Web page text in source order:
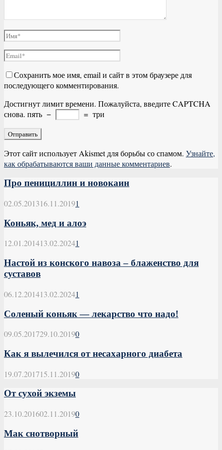
Сохранить мое имя, email и сайт в этом браузере для
последующего комментирования.
Достигнут лимит времени. Пожалуйста, введите CAPTCHA
снова. пять − = три
Этот сайт использует Akismet для борьбы со спамом. Узнайте,
как обрабатываются ваши данные комментариев.
Про пенициллин и новокаин
02.05.201316.11.20191
Коньяк, мед и алоэ
12.01.201413.02.20241
Настой из конского навоза – блаженство для
суставов
06.12.201413.02.20241
Соленый коньяк — лекарство что надо!
09.05.201729.10.20190
Как я вылечился от несахарного диабета
19.07.201715.11.20190
От сухой экземы
23.10.201602.11.20190
Мак снотворный